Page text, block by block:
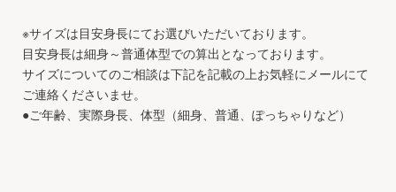
※サイズは目安身長にてお選びいただいております。
目安身長は細身～普通体型での算出となっております。
サイズについてのご相談は下記を記載の上お気軽にメールにて
ご連絡くださいませ。
●ご年齢、実際身長、体型（細身、普通、ぽっちゃりなど）